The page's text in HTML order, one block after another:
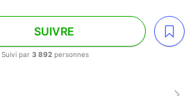
SUIVRE
Suivi par 3 892personnes